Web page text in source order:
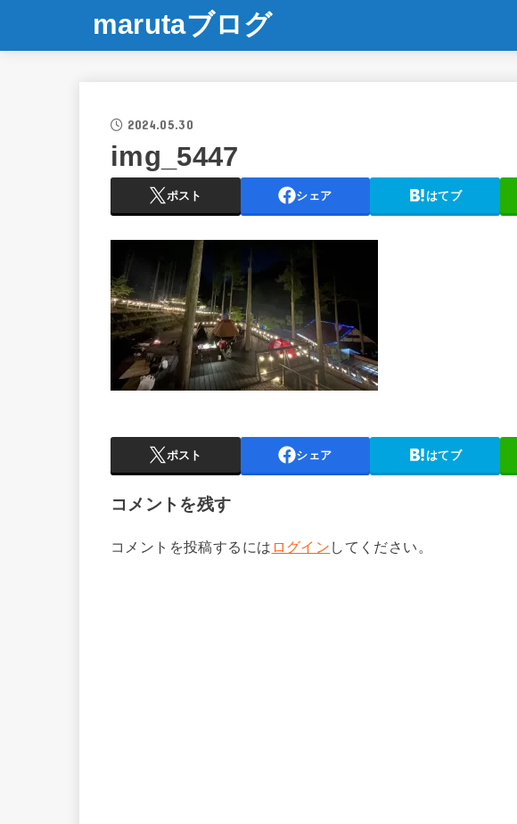
marutaブログ
2024.05.30
img_5447
ポスト シェア はてブ
ポスト シェア はてブ
コメントを残す
コメントを投稿するには ログイン してください。